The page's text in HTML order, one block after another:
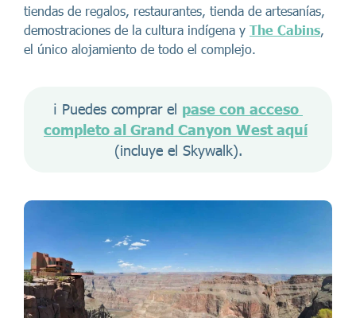
tiendas de regalos, restaurantes, tienda de artesanías,
demostraciones de la cultura indígena y The Cabins,
el único alojamiento de todo el complejo.
ℹ️ Puedes comprar el pase con acceso
completo al Grand Canyon West aquí
(incluye el Skywalk).